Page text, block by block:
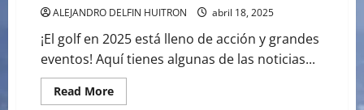
ALEJANDRO DELFIN HUITRON abril 18, 2025
¡El golf en 2025 está lleno de acción y grandes
eventos! Aquí tienes algunas de las noticias...
Read MoreRead
more